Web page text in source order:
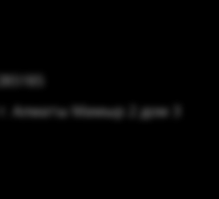
Алматы Мамыр 2 дом 3